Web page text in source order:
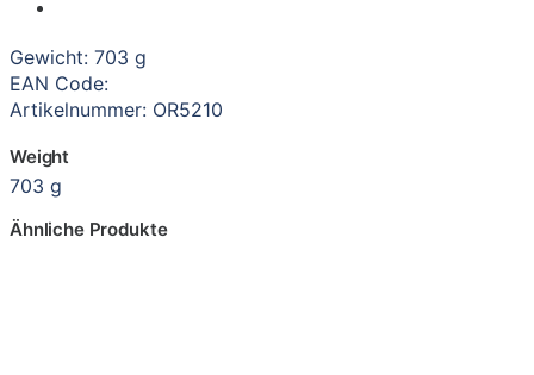
Gewicht: 703 g
EAN Code:
Artikelnummer: OR5210
Weight
703 g
Ähnliche Produkte